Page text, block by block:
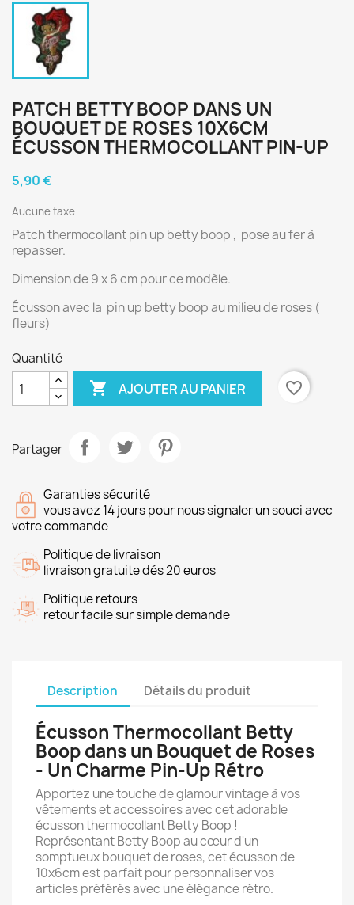
PATCH BETTY BOOP DANS UN
BOUQUET DE ROSES 10X6CM
ÉCUSSON THERMOCOLLANT PIN-UP
5,90 €
Aucune taxe
Patch thermocollant pin up betty boop , pose au fer à
repasser.
Dimension de 9 x 6 cm pour ce modèle.
Écusson avec la pin up betty boop au milieu de roses (
fleurs)
Quantité
 AJOUTER AU PANIER favorite_border
Partager
Garanties sécurité
vous avez 14 jours pour nous signaler un souci avec
votre commande
Politique de livraison
livraison gratuite dés 20 euros
Politique retours
retour facile sur simple demande
Description Détails du produit
Écusson Thermocollant Betty
Boop dans un Bouquet de Roses
- Un Charme Pin-Up Rétro
Apportez une touche de glamour vintage à vos
vêtements et accessoires avec cet adorable
écusson thermocollant Betty Boop !
Représentant Betty Boop au cœur d'un
somptueux bouquet de roses, cet écusson de
10x6cm est parfait pour personnaliser vos
articles préférés avec une élégance rétro.